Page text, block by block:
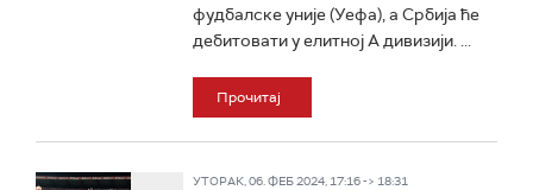
фудбалске уније (Уефа), а Србија ће
дебитовати у елитној А дивизији. ...
Прочитај
УТОРАК, 06. ФЕБ 2024, 17:16 -> 18:31